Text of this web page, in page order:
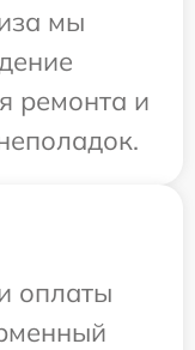
мы
ремонта и
оплаты